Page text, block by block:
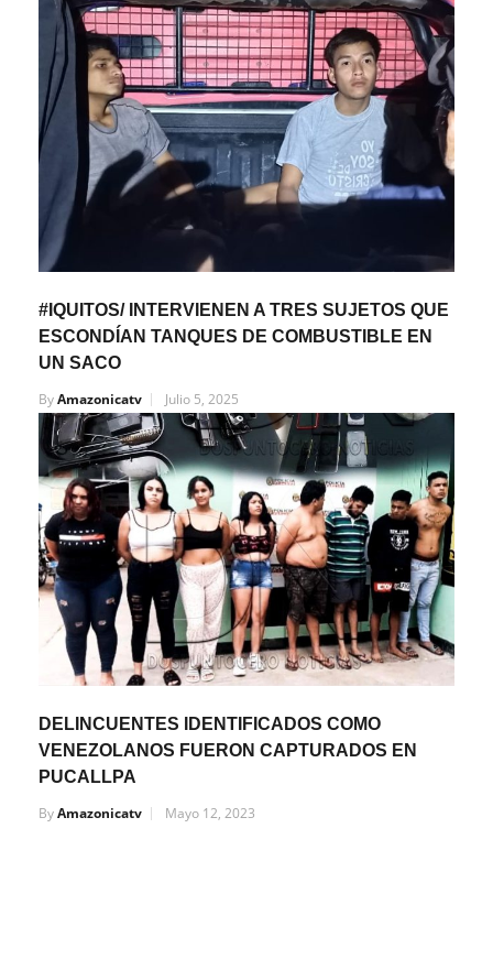
#IQUITOS/ INTERVIENEN A TRES SUJETOS QUE
ESCONDÍAN TANQUES DE COMBUSTIBLE EN
UN SACO
ByAmazonicatv Julio 5, 2025
DELINCUENTES IDENTIFICADOS COMO
VENEZOLANOS FUERON CAPTURADOS EN
PUCALLPA
ByAmazonicatv Mayo 12, 2023